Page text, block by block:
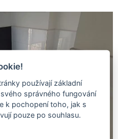
používají základní
správného fungování
k pochopení toho, jak s
pouze po souhlasu.